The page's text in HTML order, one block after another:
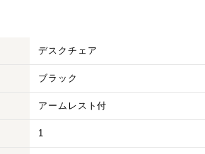
デスクチェア
ブラック
アームレスト付
1